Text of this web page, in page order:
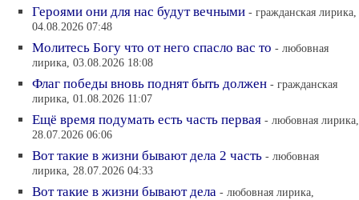
Героями они для нас будут вечными - гражданская лирика,
04.08.2026 07:48
Молитесь Богу что от него спасло вас то - любовная
лирика, 03.08.2026 18:08
Флаг победы вновь поднят быть должен - гражданская
лирика, 01.08.2026 11:07
Ещё время подумать есть часть первая - любовная лирика,
28.07.2026 06:06
Вот такие в жизни бывают дела 2 часть - любовная
лирика, 28.07.2026 04:33
Вот такие в жизни бывают дела - любовная лирика,